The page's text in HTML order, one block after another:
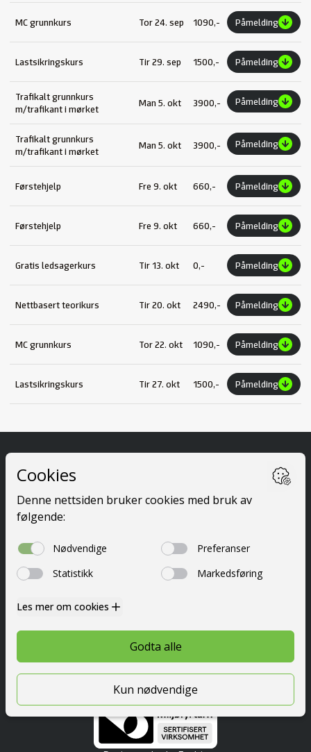
MC grunnkurs Tor 24. sep 1090,- Påmelding
Lastsikringskurs Tir 29. sep 1500,- Påmelding
Trafikalt grunnkurs
m/trafikant i mørket
Man 5. okt 3900,- Påmelding
Trafikalt grunnkurs
m/trafikant i mørket
Man 5. okt 3900,- Påmelding
Førstehjelp Fre 9. okt 660,- Påmelding
Førstehjelp Fre 9. okt 660,- Påmelding
Gratis ledsagerkurs Tir 13. okt 0,- Påmelding
Nettbasert teorikurs Tir 20. okt 2490,- Påmelding
MC grunnkurs Tor 22. okt 1090,- Påmelding
Lastsikringskurs Tir 27. okt 1500,- Påmelding
Priser
Nyttig info
© 2026 Festetrafikkskole AS
Personvern